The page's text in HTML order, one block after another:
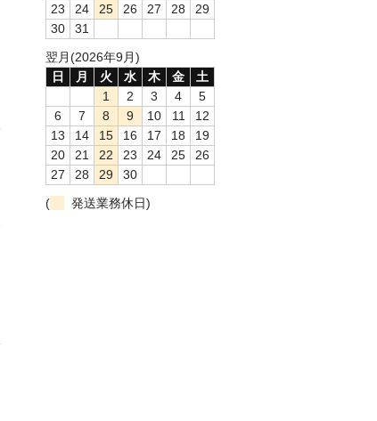
23
24 25 26 27 28
29
30
31
翌月(2026年9月)
日
月 火 水 木 金
土
1
2 3 4
5
6
7 8 9 10 11
12
13
14 15 16 17 18
19
20
21 22 23 24 25
26
27
28 29
30
(
発送業務休日)